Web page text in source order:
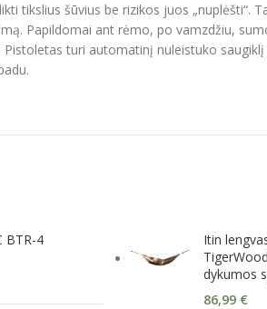
tikslius šūvius be rizikos juos „nuplėšti“.
Papildomai ant rėmo, po vamzdžiu,
turi automatinį nuleistuko
BTR-4
Itin
dykumos
86,99 €